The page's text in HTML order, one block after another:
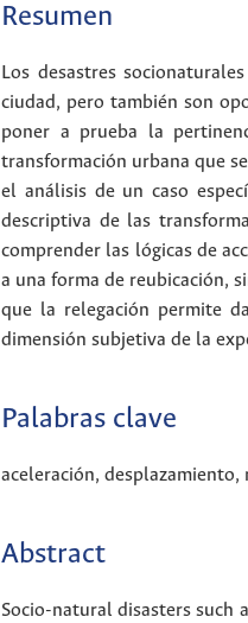
Resumen
Los desastres
ciudad, pero también son
poner a prueba la
transformación urbana que
el análisis de un caso
descriptiva de las
comprender las lógicas de
a una forma de reubicación,
que la relegación permite
dimensión subjetiva de la
Palabras clave
aceleración, desplazamiento,
Abstract
Socio-natural disasters such